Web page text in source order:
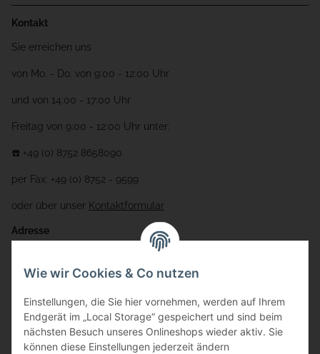
Kontakt
Sie erreichen uns
von Mo. - Do. von 9:00 - 12:00 Uhr
und von 14:00 - 17:00 Uhr
Freitag von 9:00 - 12:00 Uhr unter:
☎️ +49 (0) 8752 8658090
per Fax: +49 (0) 8752 - 9599
oder über unser Kontaktformular
Adresse
Gewerbering 17
84072 Au i.d. Hallertau
info@bauer-tore.de
Wie wir Cookies & Co nutzen
Einstellungen, die Sie hier vornehmen, werden auf Ihrem
Endgerät im „Local Storage“ gespeichert und sind beim
nächsten Besuch unseres Onlineshops wieder aktiv. Sie
können diese Einstellungen jederzeit ändern